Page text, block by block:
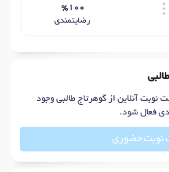
%100
رضایتمندی
نوبت آنلاین از گوهرتاج طالبی وجود
فعال شود.
نوبت حضوری